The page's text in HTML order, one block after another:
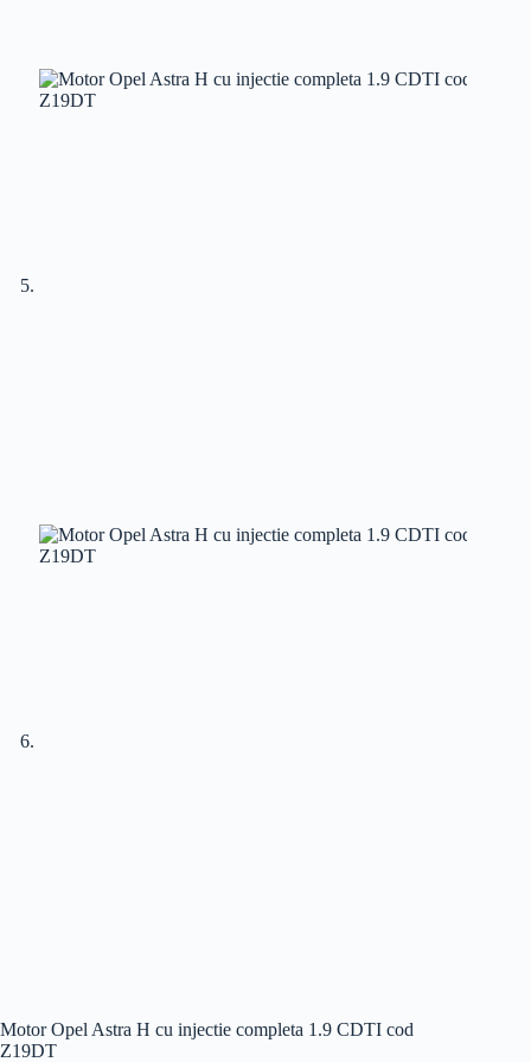
Motor Opel Astra H cu injectie completa 1.9 CDTI cod
Z19DT